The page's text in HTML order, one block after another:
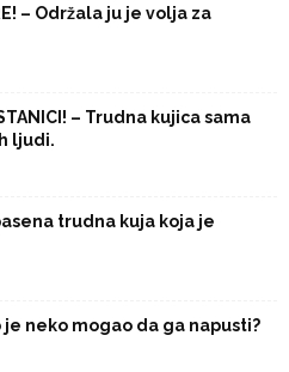
– Održala ju je volja za
– Trudna kujica sama
ljudi.
trudna kuja koja je
je neko mogao da ga napusti?